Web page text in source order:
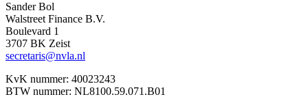
Sander Bol
Walstreet Finance B.V.
Boulevard 1
3707 BK Zeist
secretaris@nvla.nl
KvK nummer: 40023243
BTW nummer: NL8100.59.071.B01